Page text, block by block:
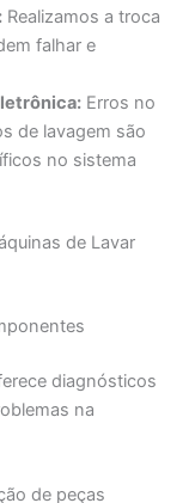
Realizamos a troca
falhar e
Erros no
de lavagem são
no sistema
de Lavar
diagnósticos
na
de peças